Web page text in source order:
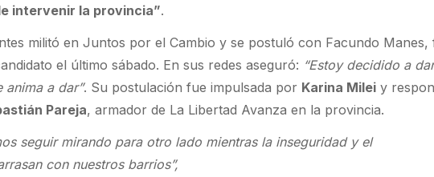
intervenir la provincia”.
militó en Juntos por el Cambio y se postuló con Facundo Manes,
el último sábado. En sus redes aseguró: “Estoy decidido a
anima a dar”. Su postulación fue impulsada por Karina Milei y
Pareja, armador de La Libertad Avanza en la provincia.
seguir mirando para otro lado mientras la inseguridad y el
con nuestros barrios”,